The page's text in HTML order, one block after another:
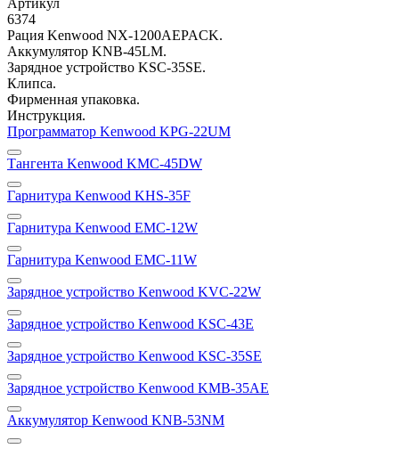
6374
Рация Kenwood NX-1200AEPACK.
Аккумулятор KNB-45LM.
Зарядное устройство KSC-35SE.
Клипса.
Фирменная упаковка.
Инструкция.
Программатор Kenwood KPG-22UM
Тангента Kenwood KMC-45DW
Гарнитура Kenwood KHS-35F
Гарнитура Kenwood EMC-12W
Гарнитура Kenwood EMC-11W
Зарядное устройство Kenwood KVC-22W
Зарядное устройство Kenwood KSC-43E
Зарядное устройство Kenwood KSC-35SE
Зарядное устройство Kenwood KMB-35AE
Аккумулятор Kenwood KNB-53NM